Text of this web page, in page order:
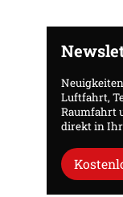
Luftfahrt,
Raumfahrt
direkt in